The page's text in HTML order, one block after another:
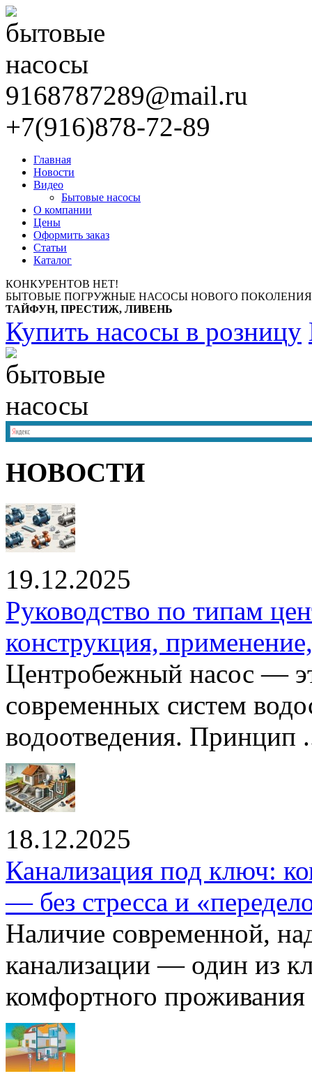
9168787289@mail.ru
+7(916)878-72-89
Главная
Новости
Видео
Бытовые насосы
О компании
Цены
Оформить заказ
Статьи
Каталог
КОНКУРЕНТОВ НЕТ!
БЫТОВЫЕ ПОГРУЖНЫЕ НАСОСЫ НОВОГО
ТАЙФУН, ПРЕСТИЖ, ЛИВЕНЬ
Купить насосы в розницу
НОВОСТИ
19.12.2025
Руководство по типам
конструкция,
Центробежный насос —
современных систем
водоотведения. Принцип
18.12.2025
Канализация под ключ:
— без стресса и
Наличие современной,
канализации — один из
комфортного проживания